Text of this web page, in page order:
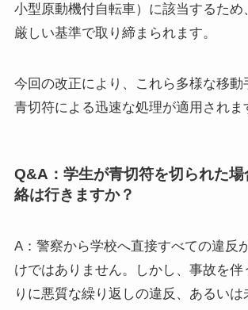
小型原動機付自転車）に該当するため
厳しい基準で取り締まられます。
今回の改正により、これら多様な移動
青切符による迅速な処理が適用されま
Q&A：学生が青切符を切られた場
絡は行きますか？
A：警察から学校へ直接すべての違反
けではありません。しかし、事故を伴
りに悪質な繰り返しの違反、あるいは